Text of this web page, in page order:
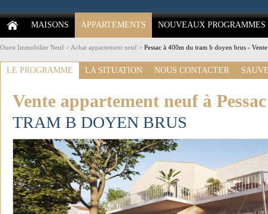
MAISONS APPARTEMENTS NOUVEAUX PROGRAMMES
Ouest Immobilier Neuf > Achat appartement neuf > Pessac à 400m du tram b doyen brus -
LE PROGRAMME LA SITUATION NOUS CONTACTER
Vente appartement neuf à
TRAM B DOYEN BRUS